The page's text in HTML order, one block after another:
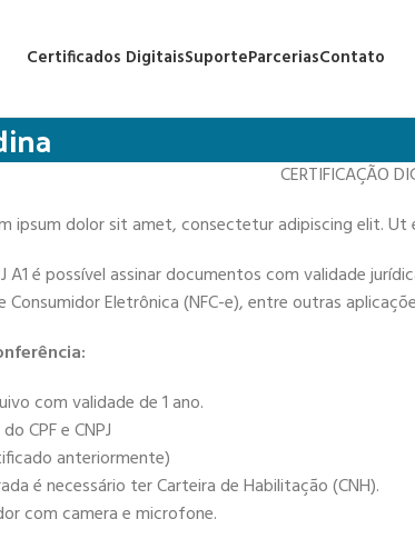
Certificados DigitaisSuporteParceriasContato
CERTIFICAÇÃO
ipsum dolor sit amet, consectetur adipiscing elit.
A1 é possível assinar documentos com validade
Consumidor Eletrônica (NFC-e), entre outras
com validade de 1 ano.
CPF e CNPJ
anteriormente)
é necessário ter Carteira de Habilitação (CNH).
com camera e microfone.